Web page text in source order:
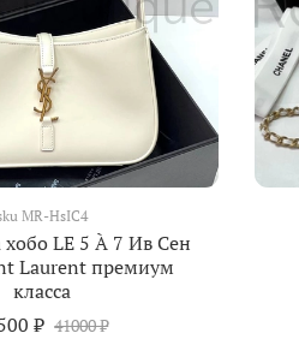
MR-HsIC4
хобо LE 5 À 7 Ив Сен
Laurent премиум
класса
₽ 41000 ₽